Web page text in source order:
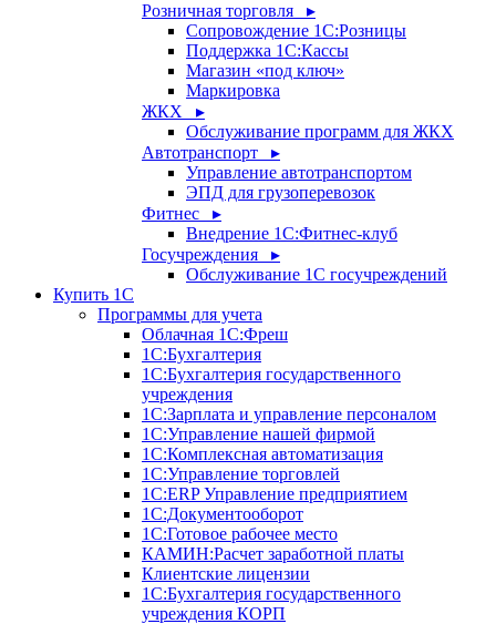
Розничная торговля ▸
Сопровождение 1С:Розницы
Поддержка 1С:Кассы
Магазин «под ключ»
Маркировка
ЖКХ ▸
Обслуживание программ для ЖКХ
Автотранспорт ▸
Управление автотранспортом
ЭПД для грузоперевозок
Фитнес ▸
Внедрение 1С:Фитнес-клуб
Госучреждения ▸
Обслуживание 1С госучреждений
Купить 1С
Программы для учета
Облачная 1С:Фреш
1С:Бухгалтерия
1С:Бухгалтерия государственного
учреждения
1С:Зарплата и управление персоналом
1С:Управление нашей фирмой
1С:Комплексная автоматизация
1С:Управление торговлей
1С:ERP Управление предприятием
1С:Документооборот
1C:Готовое рабочее место
КАМИН:Расчет заработной платы
Клиентские лицензии
1С:Бухгалтерия государственного
учреждения КОРП